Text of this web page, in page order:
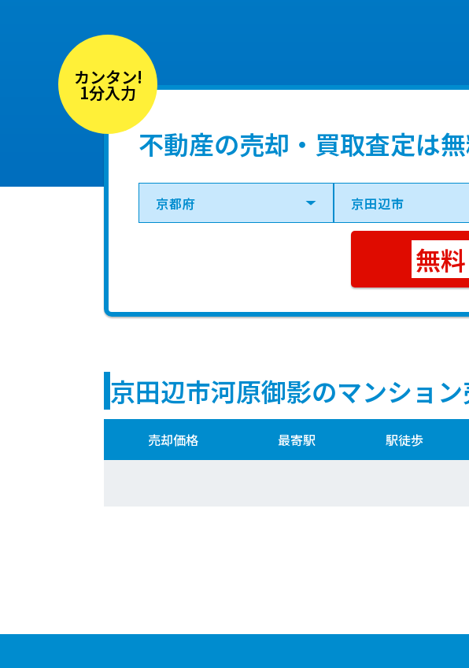
カンタン!
1分入力
不動産の売却・買取査定は無
京田辺市河原御影のマンショ
売却価格 最寄駅 駅徒歩